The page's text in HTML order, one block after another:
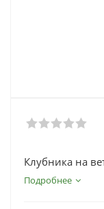
Клубника на
Подробнее